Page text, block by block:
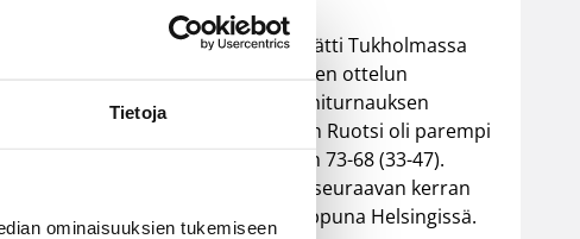
Tietoja
ominaisuuksien tukemiseen
Susiladies päätti Tukholmassa
pelatun kahden ottelun
mittaisen miniturnauksen
tappioon, kun Ruotsi oli parempi
loppulukemin 73-68 (33-47).
Suomi pelaa seuraavan kerran
ensi viikonloppuna Helsingissä.